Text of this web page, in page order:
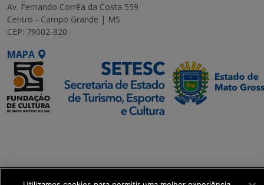
Av. Fernando Corrêa da Costa 559
Centro - Campo Grande | MS
CEP: 79002-820
MAPA